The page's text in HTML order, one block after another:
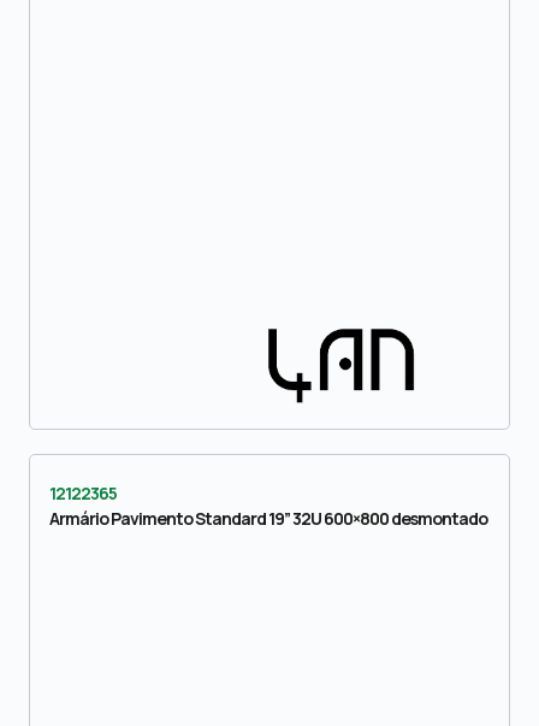
12122365
Armário Pavimento Standard 19” 32U 600×800 desmontado